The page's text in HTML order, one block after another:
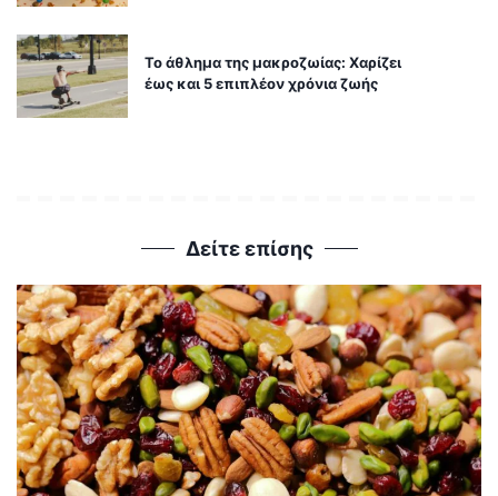
Το άθλημα της μακροζωίας: Χαρίζει
έως και 5 επιπλέον χρόνια ζωής
Δείτε επίσης